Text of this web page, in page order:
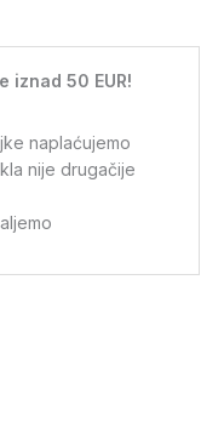
iznad 50 EUR!
naplaćujemo
nije drugačije